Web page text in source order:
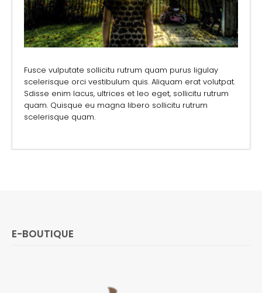
Fusce vulputate sollicitu rutrum quam purus ligulay
scelerisque orci vestibulum quis. Aliquam erat volutpat.
Sdisse enim lacus, ultrices et leo eget, sollicitu rutrum
quam. Quisque eu magna libero sollicitu rutrum
scelerisque quam.
E-BOUTIQUE